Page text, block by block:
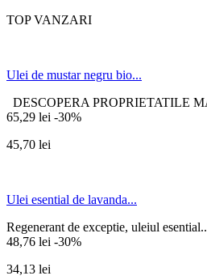
TOP VANZARI
Ulei de mustar negru bio...
DESCOPERA PROPRIETATILE
65,29 lei -30%
45,70 lei
Ulei esential de lavanda...
Regenerant de exceptie, uleiul
48,76 lei -30%
34,13 lei